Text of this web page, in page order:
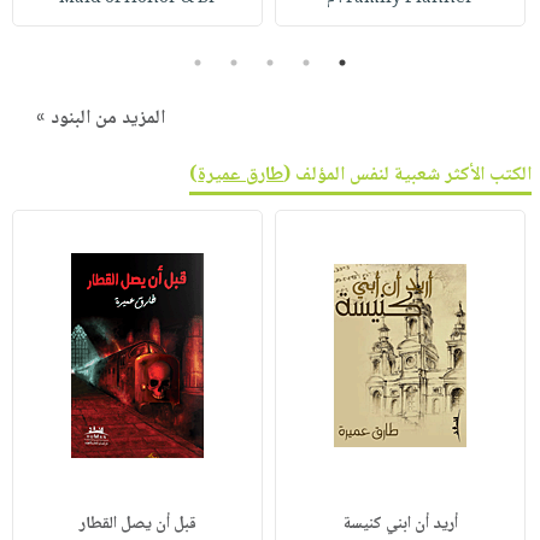
1
2
3
4
5
المزيد من البنود »
الكتب الأكثر شعبية لنفس المؤلف (طارق عميرة)
أريد أن ابني كنيسة قبل أن يصل القطار